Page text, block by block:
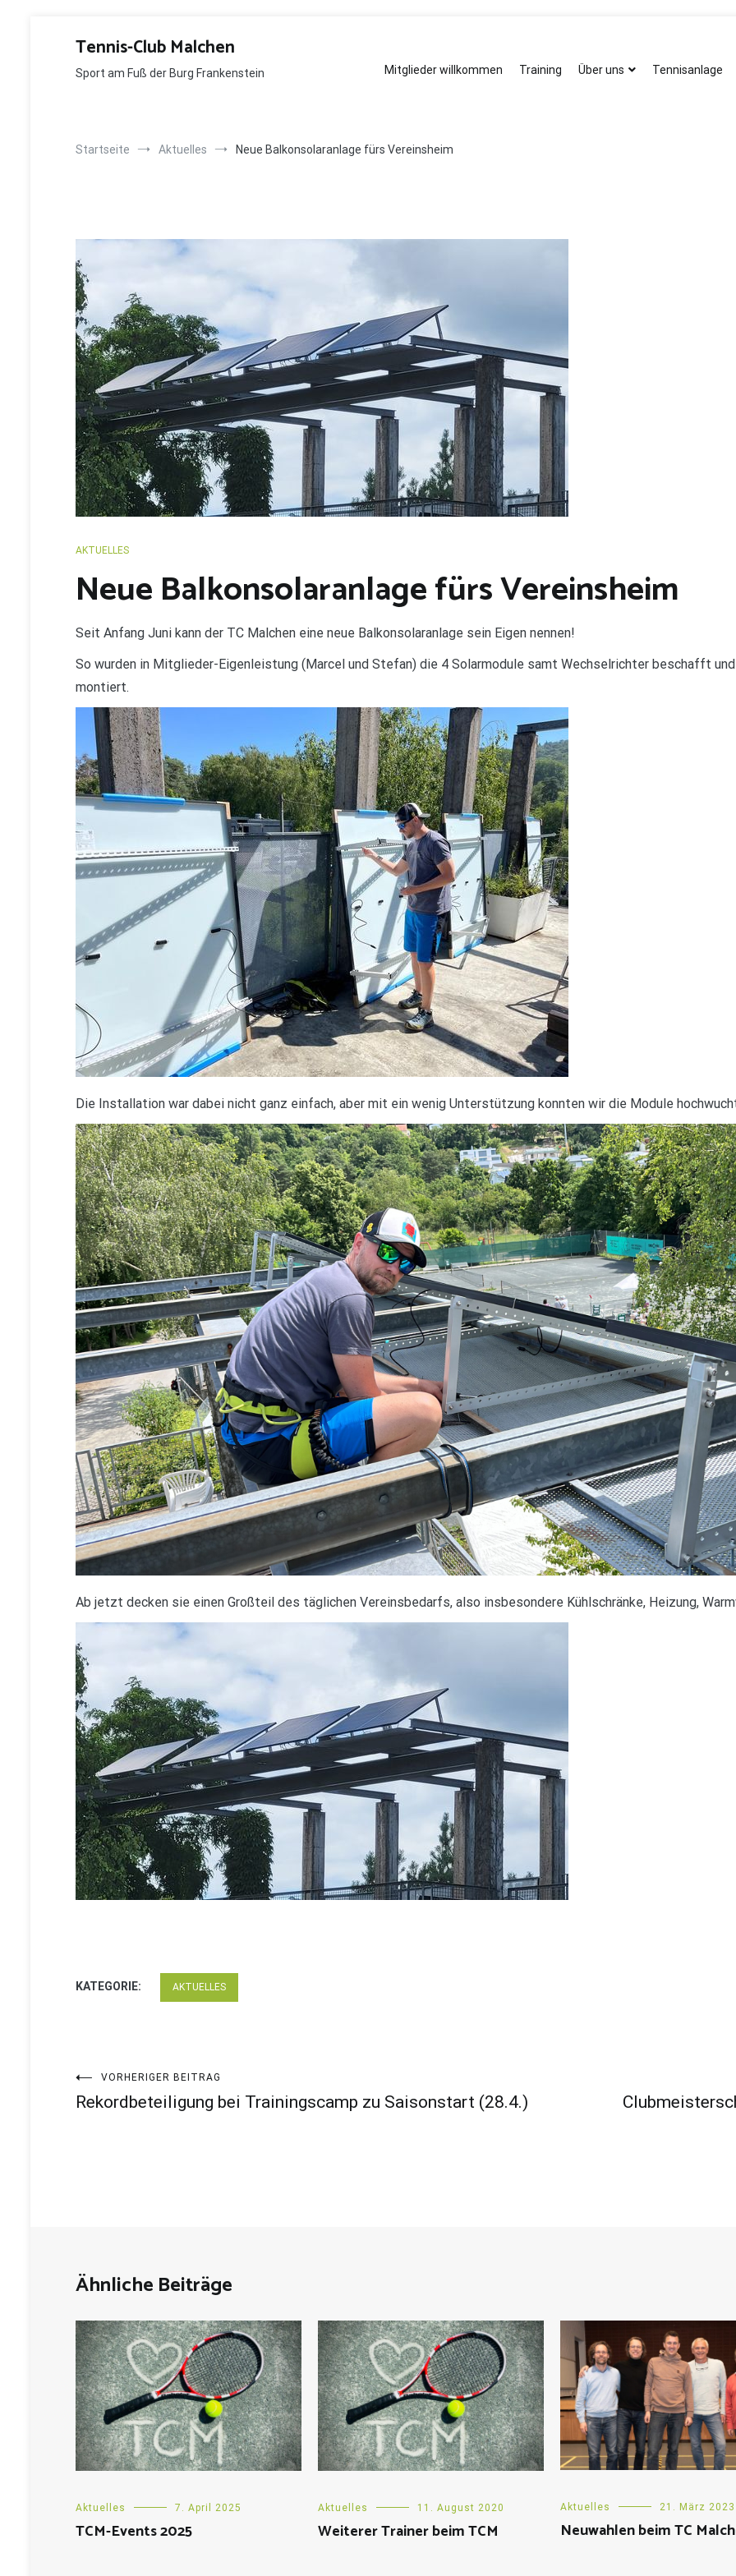
Tennis-Club Malchen
Sport am Fuß der Burg Frankenstein Mitglieder willkommen Training Über uns Tennisanlage
Startseite Aktuelles Neue Balkonsolaranlage fürs Vereinsheim
AKTUELLES
Neue Balkonsolaranlage fürs Vereinsheim
Seit Anfang Juni kann der TC Malchen eine neue Balkonsolaranlage sein Eigen nennen!
So wurden in Mitglieder-Eigenleistung (Marcel und Stefan) die 4 Solarmodule samt Wechselrichter beschafft
montiert.
Die Installation war dabei nicht ganz einfach, aber mit ein wenig Unterstützung konnten wir die Module
Ab jetzt decken sie einen Großteil des täglichen Vereinsbedarfs, also insbesondere Kühlschränke, Heizung,
KATEGORIE: AKTUELLES
Beitragsnavigation
VORHERIGER BEITRAG
Rekordbeteiligung bei Trainingscamp zu Saisonstart (28.4.)
Ähnliche Beiträge
Aktuelles 7. April 2025
TCM-Events 2025
Aktuelles 11. August 2020
Weiterer Trainer beim TCM
Aktuelles 21. März 2023
Neuwahlen beim TC